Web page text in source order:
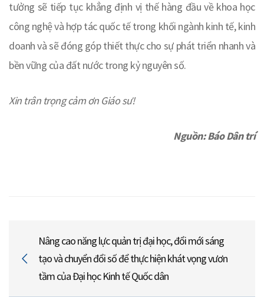
tưởng sẽ tiếp tục khẳng định vị thế hàng đầu về khoa học
công nghệ và hợp tác quốc tế trong khối ngành kinh tế, kinh
doanh và sẽ đóng góp thiết thực cho sự phát triển nhanh và
bền vững của đất nước trong kỷ nguyên số.
Xin trân trọng cảm ơn Giáo sư!
Nguồn: BáoDân trí
Nâng cao năng lực quản trị đại học, đổi mới sáng
tạo và chuyển đổi số để thực hiện khát vọng vươn
tầm của Đại học Kinh tế Quốc dân